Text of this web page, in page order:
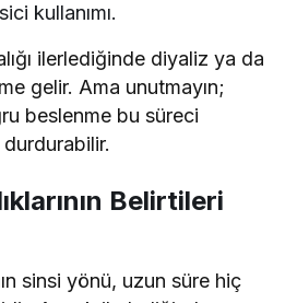
kullanımı.
ilerlediğinde diyaliz ya da
gelir. Ama unutmayın;
beslenme bu süreci
Belirtileri
sinsi yönü, uzun süre hiç